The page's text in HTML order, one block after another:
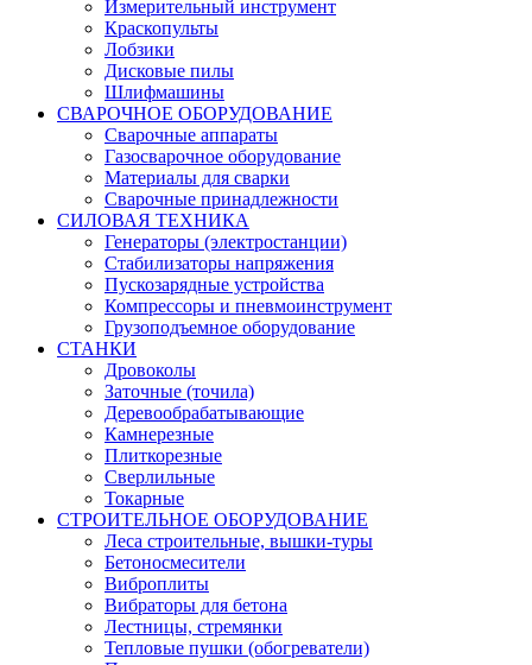
Измерительный инструмент
Краскопульты
Лобзики
Дисковые пилы
Шлифмашины
СВАРОЧНОЕ ОБОРУДОВАНИЕ
Сварочные аппараты
Газосварочное оборудование
Материалы для сварки
Сварочные принадлежности
СИЛОВАЯ ТЕХНИКА
Генераторы (электростанции)
Стабилизаторы напряжения
Пускозарядные устройства
Компрессоры и пневмоинструмент
Грузоподъемное оборудование
СТАНКИ
Дровоколы
Заточные (точила)
Деревообрабатывающие
Камнерезные
Плиткорезные
Сверлильные
Токарные
СТРОИТЕЛЬНОЕ ОБОРУДОВАНИЕ
Леса строительные, вышки-туры
Бетоносмесители
Виброплиты
Вибраторы для бетона
Лестницы, стремянки
Тепловые пушки (обогреватели)